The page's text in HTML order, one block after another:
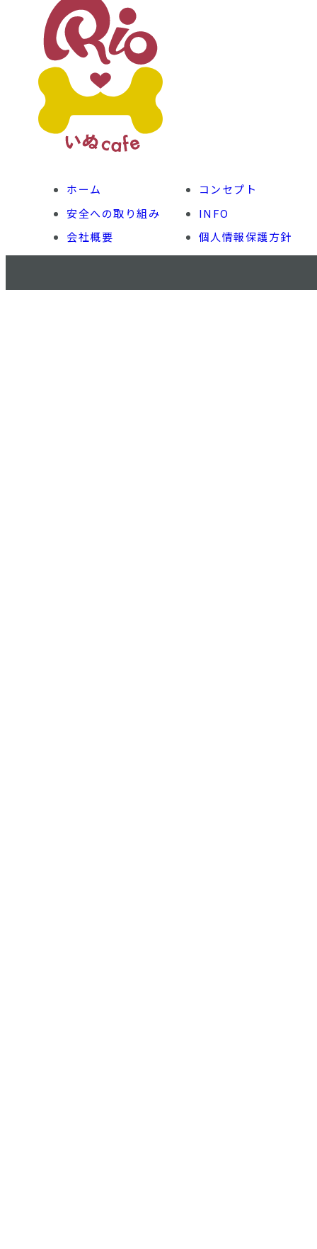
ホーム
コンセプト
安全への取り組み
INFO
会社概要
個人情報保護方針